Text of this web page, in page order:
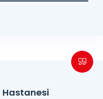
Hastanesi